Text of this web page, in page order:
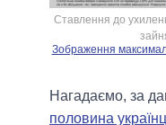
Ставлення до
Зображення
Нагадаємо, за
половина